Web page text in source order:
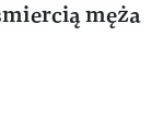
męża